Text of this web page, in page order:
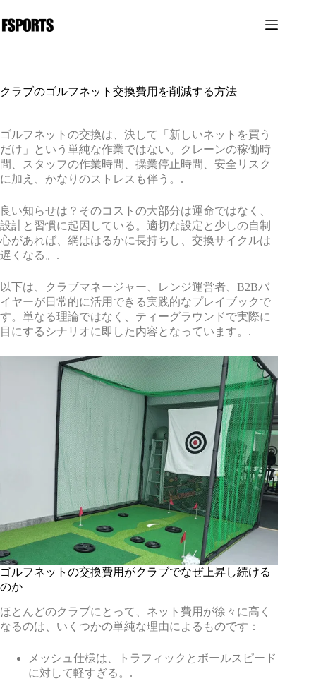
ン
テ
ス
プ
クラブのゴルフネット交換費用を削減する方法
ゴルフネットの交換は、決して「新しいネットを買う
だけ」という単純な作業ではない。クレーンの稼働時
間、スタッフの作業時間、操業停止時間、安全リスク
に加え、かなりのストレスも伴う。.
良い知らせは？そのコストの大部分は運命ではなく、
設計と習慣に起因している。適切な設定と少しの自制
心があれば、網ははるかに長持ちし、交換サイクルは
遅くなる。.
以下は、クラブマネージャー、レンジ運営者、B2Bバ
イヤーが日常的に活用できる実践的なプレイブックで
す。単なる理論ではなく、ティーグラウンドで実際に
目にするシナリオに即した内容となっています。.
ゴルフネットの交換費用がクラブでなぜ上昇し続ける
のか
ほとんどのクラブにとって、ネット費用が徐々に高く
なるのは、いくつかの単純な理由によるものです：
メッシュ仕様は、トラフィックとボールスピード
に対して軽すぎる。.